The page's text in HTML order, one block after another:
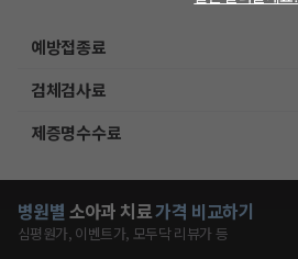
예방접종료
검체검사료
제증명수수료
병원별 소아과 치료가격 비교하기
심평원가, 이벤트가, 모두닥 리뷰가 등